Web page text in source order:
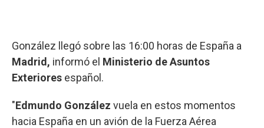
González llegó sobre las 16:00 horas de España a
Madrid, informó el Ministerio de Asuntos
Exteriores español.
"Edmundo González vuela en estos momentos
hacia España en un avión de la Fuerza Aérea